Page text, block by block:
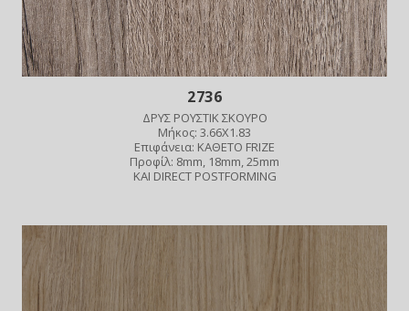
2736
ΔΡΥΣ ΡΟΥΣΤΙΚ ΣΚΟΥΡΟ
Μήκος: 3.66X1.83
Επιφάνεια: ΚΑΘΕΤΟ FRIZE
Προφίλ: 8mm, 18mm, 25mm
ΚΑΙ DIRECT POSTFORMING